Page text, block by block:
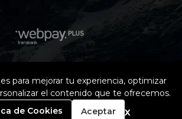
Explorer Tienda Online © 2026
mi tienda? Yo vendo conBsale
0
para mejorar tu experiencia, optimizar
el contenido que te ofrecemos.
de Cookies
Aceptar x